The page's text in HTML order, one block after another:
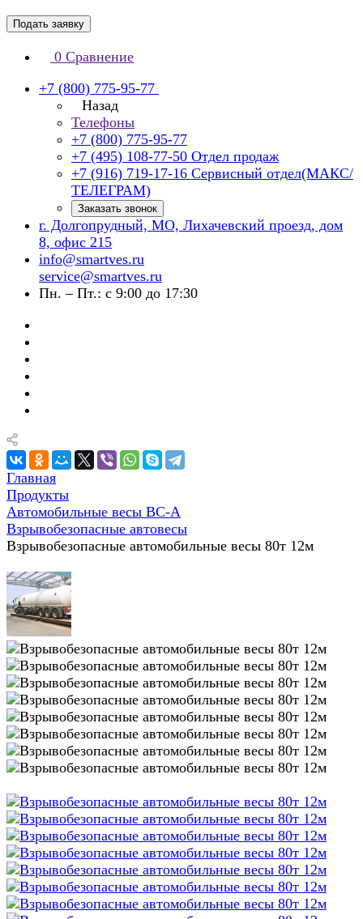
Подать заявку
0 Сравнение
+7 (800) 775-95-77
Назад
Телефоны
+7 (800) 775-95-77
+7 (495) 108-77-50 Отдел продаж
+7 (916) 719-17-16 Сервисный отдел(МАКС/
ТЕЛЕГРАМ)
Заказать звонок
г. Долгопрудный, МО, Лихачевский проезд, дом
8, офис 215
info@smartves.ru
service@smartves.ru
Пн. – Пт.: с 9:00 до 17:30
Главная
Продукты
Автомобильные весы ВС-А
Взрывобезопасные автовесы
Взрывобезопасные автомобильные весы 80т 12м